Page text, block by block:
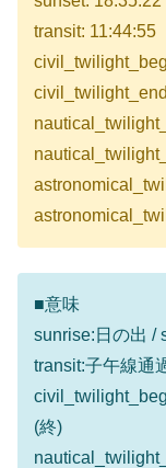
transit: 11:44:55
■意味
sunrise:日の出 /
transit:子午線通
(終)